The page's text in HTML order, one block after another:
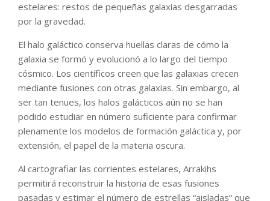
estelares: restos de pequeñas galaxias desgarradas
por la gravedad.
El halo galáctico conserva huellas claras de cómo la
galaxia se formó y evolucionó a lo largo del tiempo
cósmico. Los científicos creen que las galaxias crecen
mediante fusiones con otras galaxias. Sin embargo, al
ser tan tenues, los halos galácticos aún no se han
podido estudiar en número suficiente para confirmar
plenamente los modelos de formación galáctica y, por
extensión, el papel de la materia oscura.
Al cartografiar las corrientes estelares, Arrakihs
permitirá reconstruir la historia de esas fusiones
pasadas y estimar el número de estrellas “aisladas” que